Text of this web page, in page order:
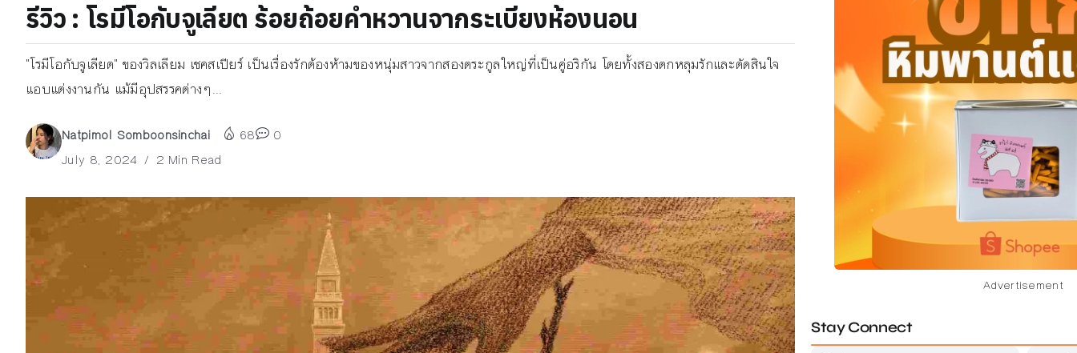
รีวิว : โรมีโอกับจูเลียต ร้อยถ้อยคำหวานจากระเบียงห้องนอน
"โรมีโอกับจูเลียต" ของวิลเลียม เชคสเปียร์ เป็นเรื่องรักต้องห้ามของหนุ่มสาวจากสองตระกูลใหญ่ที่เป็นคู่อริกัน โดยทั้งสองตกหลุมรักและตัดสินใจ
แอบแต่งงานกัน แม้มีอุปสรรคต่างๆ...
Natpimol Somboonsinchai
July 8, 2024
2 Min Read
68 0
Advertisement
Stay Connect